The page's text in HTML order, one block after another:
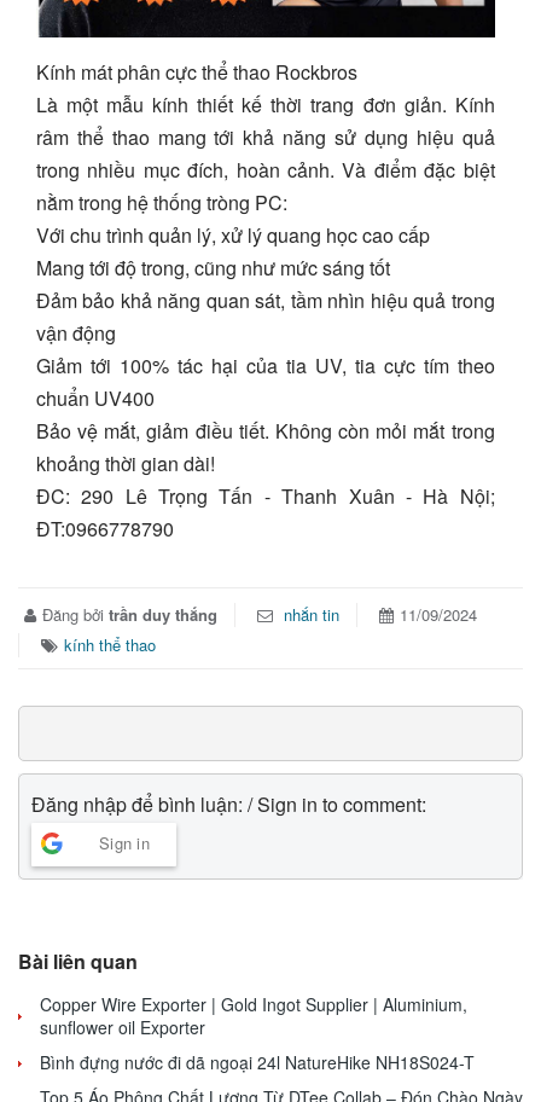
Kính mát phân cực thể thao Rockbros
Là một mẫu kính thiết kế thời trang đơn giản. Kính
râm thể thao mang tới khả năng sử dụng hiệu quả
trong nhiều mục đích, hoàn cảnh. Và điểm đặc biệt
nằm trong hệ thống tròng PC:
Với chu trình quản lý, xử lý quang học cao cấp
Mang tới độ trong, cũng như mức sáng tốt
Đảm bảo khả năng quan sát, tầm nhìn hiệu quả trong
vận động
Giảm tới 100% tác hại của tia UV, tia cực tím theo
chuẩn UV400
Bảo vệ mắt, giảm điều tiết. Không còn mỏi mắt trong
khoảng thời gian dài!
ĐC: 290 Lê Trọng Tấn - Thanh Xuân - Hà Nội;
ĐT:0966778790
Đăng bởi trần duy thắng nhắn tin
11/09/2024
kính thể thao
Đăng nhập để bình luận: / Sign in to comment:
Sign in
Bài liên quan
Copper Wire Exporter | Gold Ingot Supplier | Aluminium,
sunflower oil Exporter
Bình đựng nước đi dã ngoại 24l NatureHike NH18S024-T
Top 5 Áo Phông Chất Lượng Từ DTee Collab – Đón Chào Ngày